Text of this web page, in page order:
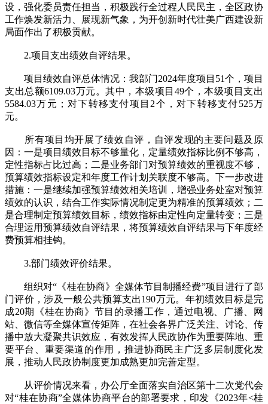
设，强化委员责任担当，积极践行全过程人民民主，全区政协
工作焕发新活力、展现新气象，为开创新时代壮美广西建设新
局面作出了积极贡献。
2.项目支出绩效自评结果。
项目绩效自评总体情况：我部门2024年度项目51个，项目
支出总额6109.03万元。其中，本级项目49个，本级项目支出
5584.03万元；对下转移支付项目2个，对下转移支付525万
元。
所有项目均开展了绩效自评，自评发现的主要问题及原
因：一是项目绩效目标不够量化，定量绩效指标比例不够高，
定性指标占比过高；二是业务部门对预算绩效的重视度不够，
预算绩效指标设定和年度工作计划关联度不够高。下一步改进
措施：一是继续加强预算绩效相关培训，增强业务处室对预算
绩效的认识，结合工作实际情况制定更为精准的预算绩效；二
是合理制定预算绩效目标，绩效指标由定性向定量转变；三是
合理运用预算绩效自评结果，将预算绩效自评结果与下年度经
费预算相挂钩。
3.部门绩效评价结果。
组织对“《桂在协商》全媒体节目制播经费”项目进行了部
门评价，涉及一般公共预算支出190万元。年初绩效目标是完
成20期《桂在协商》节目的录播工作，通过电视、广播、网
站、微信等全媒体宣传矩阵，在社会各界广泛关注、讨论、传
播中放大凝聚共识效应，有效发挥人民政协作为重要阵地、重
要平台、重要渠道的作用，推进协商民主广泛多层制度化发
展，推动人民政协制度更加成熟更加完善定型。
从评价情况来看，办公厅全面落实自治区第十二次党代会
对“桂在协商”全媒体协商平台的部署要求，印发《2023年<桂